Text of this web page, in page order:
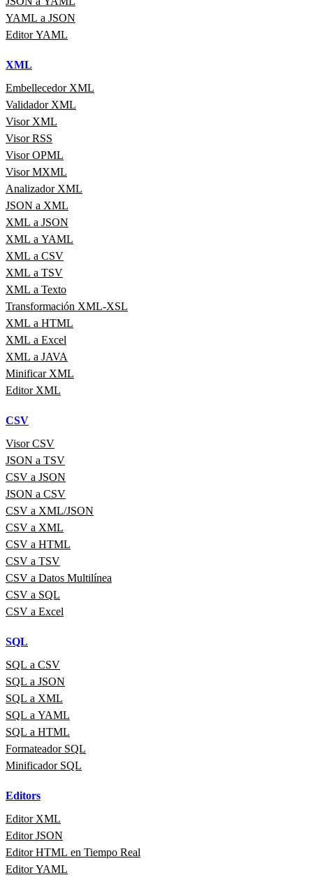
YAML a JSON
Editor YAML
XML
Embellecedor XML
Validador XML
Visor XML
Visor RSS
Visor OPML
Visor MXML
Analizador XML
JSON a XML
XML a JSON
XML a YAML
XML a CSV
XML a TSV
XML a Texto
Transformación XML-XSL
XML a HTML
XML a Excel
XML a JAVA
Minificar XML
Editor XML
CSV
Visor CSV
JSON a TSV
CSV a JSON
JSON a CSV
CSV a XML/JSON
CSV a XML
CSV a HTML
CSV a TSV
CSV a Datos Multilínea
CSV a SQL
CSV a Excel
SQL
SQL a CSV
SQL a JSON
SQL a XML
SQL a YAML
SQL a HTML
Formateador SQL
Minificador SQL
Editors
Editor XML
Editor JSON
Editor HTML en Tiempo Real
Editor YAML